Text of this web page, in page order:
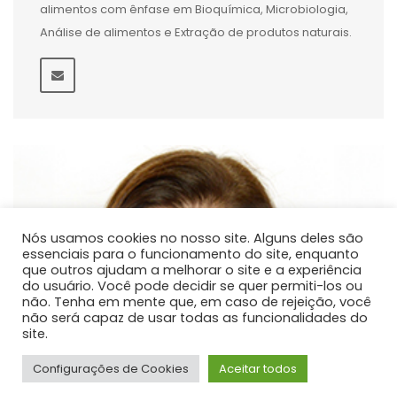
alimentos com ênfase em Bioquímica, Microbiologia,
Análise de alimentos e Extração de produtos naturais.
Nós usamos cookies no nosso site. Alguns deles são
essenciais para o funcionamento do site, enquanto
que outros ajudam a melhorar o site e a experiência
do usuário. Você pode decidir se quer permiti-los ou
não. Tenha em mente que, em caso de rejeição, você
não será capaz de usar todas as funcionalidades do
site.
Configurações de Cookies Aceitar todos